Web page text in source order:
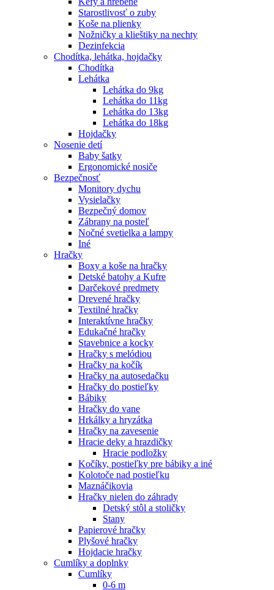
Starostlivosť o zuby
Koše na plienky
Nožničky a klieštiky na nechty
Dezinfekcia
Chodítka, lehátka, hojdačky
Chodítka
Lehátka
Lehátka do 9kg
Lehátka do 11kg
Lehátka do 13kg
Lehátka do 18kg
Hojdačky
Nosenie detí
Baby šatky
Ergonomické nosiče
Bezpečnosť
Monitory dychu
Vysielačky
Bezpečný domov
Zábrany na posteľ
Nočné svetielka a lampy
Iné
Hračky
Boxy a koše na hračky
Detské batohy a Kufre
Darčekové predmety
Drevené hračky
Textilné hračky
Interaktívne hračky
Edukačné hračky
Stavebnice a kocky
Hračky s melódiou
Hračky na kočík
Hračky na autosedačku
Hračky do postieľky
Bábiky
Hračky do vane
Hrkálky a hryzátka
Hračky na zavesenie
Hracie deky a hrazdičky
Hracie podložky
Kočíky, postieľky pre bábiky a iné
Kolotoče nad postieľku
Maznáčikovia
Hračky nielen do záhrady
Detský stôl a stoličky
Stany
Papierové hračky
Plyšové hračky
Hojdacie hračky
Cumlíky a doplnky
Cumlíky
0-6 m